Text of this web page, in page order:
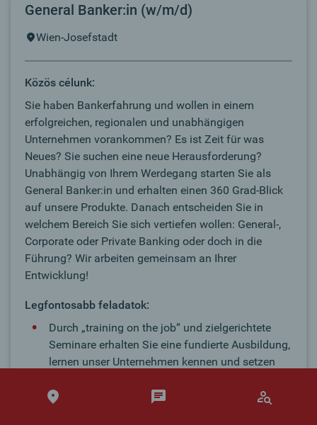
General Banker:in (w/m/d)
Wien-Josefstadt
Közös célunk:
Sie haben Bankerfahrung und wollen in einem
erfolgreichen, regionalen und unabhängigen
Unternehmen vorankommen? Es ist Zeit für was
Neues? Sie suchen eine neue Herausforderung?
Unabhängig von Ihrem Werdegang starten Sie als
General Banker:in und erhalten einen 360 Grad-Blick
auf unsere Produkte. Danach entscheiden Sie in
welchem Bereich Sie sich vertiefen wollen: General-,
Corporate oder Private Banking oder doch in die
Führung? Wir arbeiten gemeinsam an Ihrer
Entwicklung!
Legfontosabb feladatok:
Durch „training on the job“ und zielgerichtete
Seminare erhalten Sie eine fundierte Ausbildung,
lernen unser Unternehmen kennen und setzen
Laufende Beratung und Betreuung unserer